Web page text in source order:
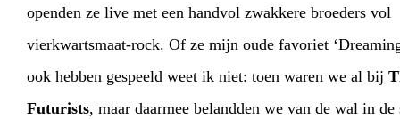
openden ze live met een handvol zwakkere broeders vol
vierkwartsmaat-rock. Of ze mijn oude favoriet
ook hebben gespeeld weet ik niet: toen waren we al bij
Futurists, maar daarmee belandden we van de wal in